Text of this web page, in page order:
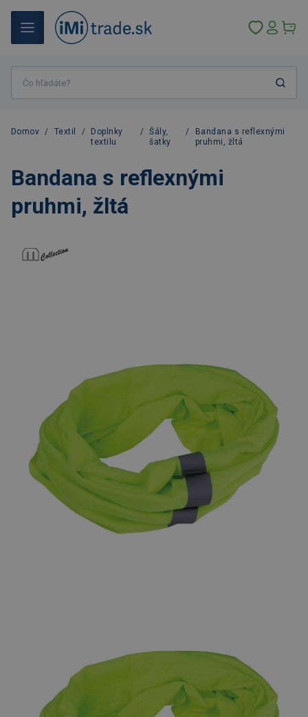
Domov / Textil /
Doplnky
textilu
/ Šály,
šatky
/
Bandana s reflexnými
pruhmi, žltá
Bandana s reflexnými
pruhmi, žltá